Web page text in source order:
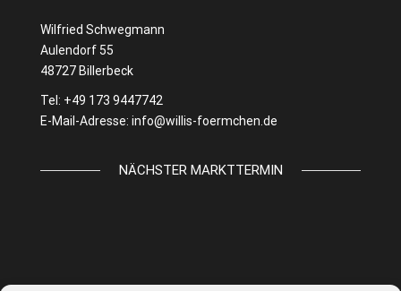
Wilfried Schwegmann
Aulendorf 55
48727 Billerbeck
Tel: +49 173 9447742
E-Mail-Adresse: info@willis-foermchen.de
NÄCHSTER MARKTTERMIN